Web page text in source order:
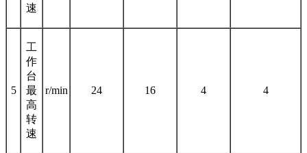
速
5
工
作
台
最
高
转
速
r/min 24 16 4 4